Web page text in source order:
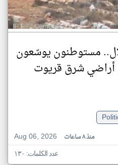
مستوطنون يوسّعون
شرق قريوت
Aug 06, 2026
منذ ٨ ساعات
عدد الكلمات: ١٣٠